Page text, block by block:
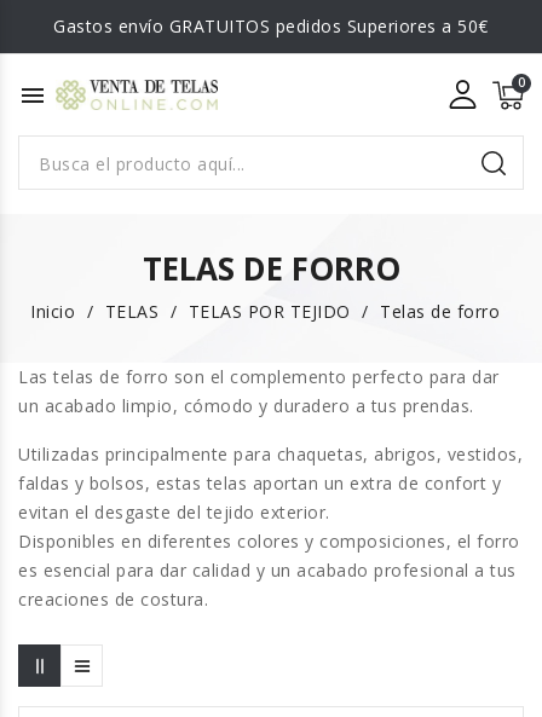
Gastos envío GRATUITOS pedidos Superiores a 50€
menu
TELAS DE FORRO
Inicio TELAS TELAS POR TEJIDO Telas de forro
Lastelas de forro son el complemento perfecto para dar
un acabado limpio, cómodo y duradero a tus prendas.
Utilizadas principalmente para chaquetas, abrigos, vestidos,
faldas y bolsos, estas telas aportan un extra de confort y
evitan el desgaste del tejido exterior.
Disponibles en diferentes colores y composiciones, el forro
es esencial para dar calidad y un acabado profesional a tus
creaciones de costura.